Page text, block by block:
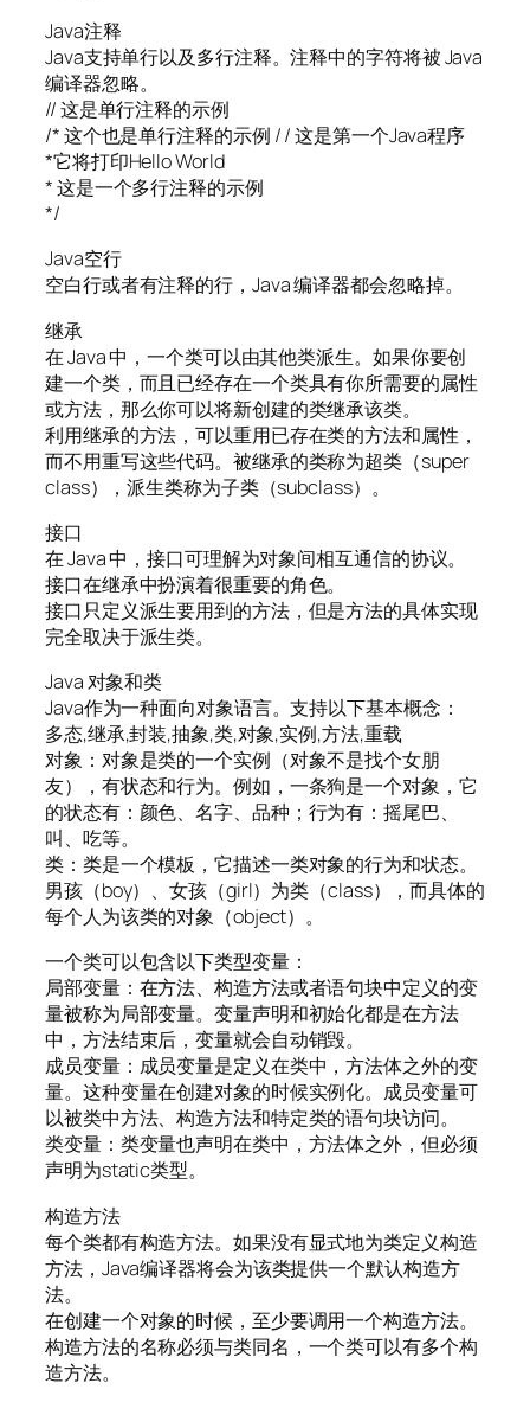
Java注释
Java支持单行以及多行注释。注释中的字符将被 Java
编译器忽略。
// 这是单行注释的示例
/* 这个也是单行注释的示例 / /这是第一个Java程序
*它将打印Hello World
* 这是一个多行注释的示例
*/
Java空行
空白行或者有注释的行，Java 编译器都会忽略掉。
继承
在 Java 中，一个类可以由其他类派生。如果你要创
建一个类，而且已经存在一个类具有你所需要的属性
或方法，那么你可以将新创建的类继承该类。
利用继承的方法，可以重用已存在类的方法和属性，
而不用重写这些代码。被继承的类称为超类（super
class），派生类称为子类（subclass）。
接口
在 Java 中，接口可理解为对象间相互通信的协议。
接口在继承中扮演着很重要的角色。
接口只定义派生要用到的方法，但是方法的具体实现
完全取决于派生类。
Java 对象和类
Java作为一种面向对象语言。支持以下基本概念：
多态,继承,封装,抽象,类,对象,实例,方法,重载
对象：对象是类的一个实例（对象不是找个女朋
友），有状态和行为。例如，一条狗是一个对象，它
的状态有：颜色、名字、品种；行为有：摇尾巴、
叫、吃等。
类：类是一个模板，它描述一类对象的行为和状态。
男孩（boy）、女孩（girl）为类（class），而具体的
每个人为该类的对象（object）。
一个类可以包含以下类型变量：
局部变量：在方法、构造方法或者语句块中定义的变
量被称为局部变量。变量声明和初始化都是在方法
中，方法结束后，变量就会自动销毁。
成员变量：成员变量是定义在类中，方法体之外的变
量。这种变量在创建对象的时候实例化。成员变量可
以被类中方法、构造方法和特定类的语句块访问。
类变量：类变量也声明在类中，方法体之外，但必须
声明为static类型。
构造方法
每个类都有构造方法。如果没有显式地为类定义构造
方法，Java编译器将会为该类提供一个默认构造方
法。
在创建一个对象的时候，至少要调用一个构造方法。
构造方法的名称必须与类同名，一个类可以有多个构
造方法。